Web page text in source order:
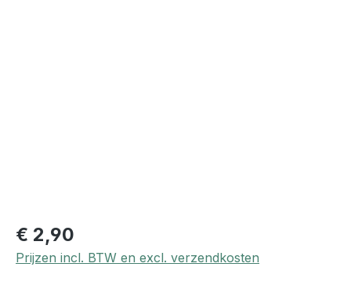
€ 2,90
Prijzen incl. BTW en excl. verzendkosten